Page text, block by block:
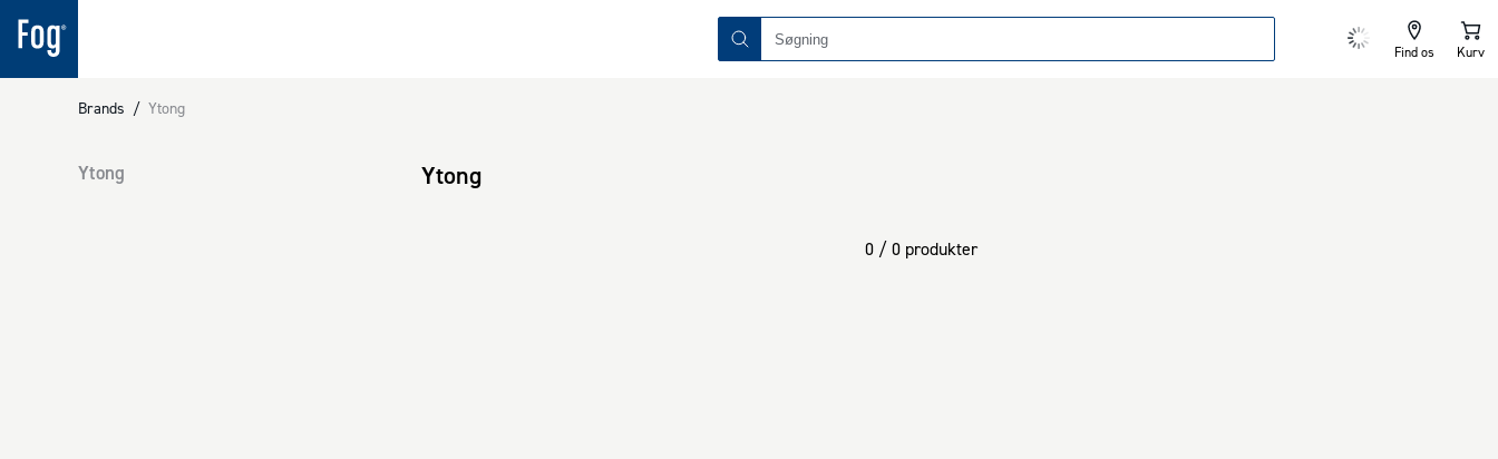
Find os Kurv
Brands / Ytong
Ytong Ytong
0 / 0 produkter